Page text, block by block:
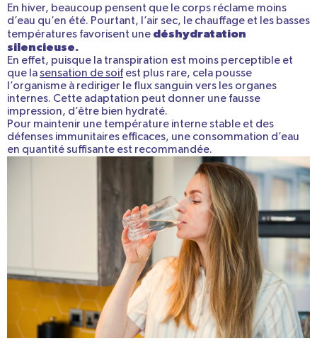
En hiver, beaucoup pensent que le corps réclame moins
d’eau qu’en été. Pourtant, l’air sec, le chauffage et les basses
températures favorisent une déshydratation
silencieuse.
En effet, puisque la transpiration est moins perceptible et
que lasensation de soif est plus rare, cela pousse
l’organisme à rediriger le flux sanguin vers les organes
internes. Cette adaptation peut donner une fausse
impression, d’être bien hydraté.
Pour maintenir une température interne stable et des
défenses immunitaires efficaces, une consommation d’eau
en quantité suffisante est recommandée.